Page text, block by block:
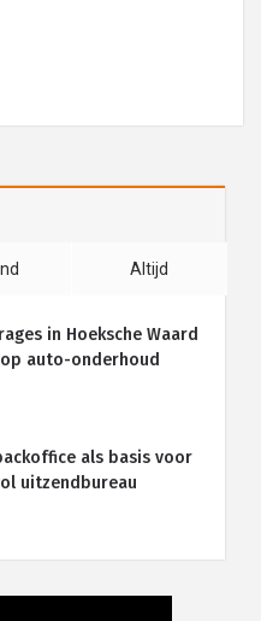
Altijd
in Hoeksche Waard
auto-onderhoud
als basis voor
uitzendbureau